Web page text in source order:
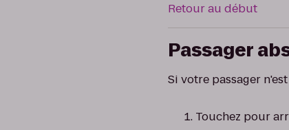
Retour au début
Passager
Si votre passager
Touchez pour